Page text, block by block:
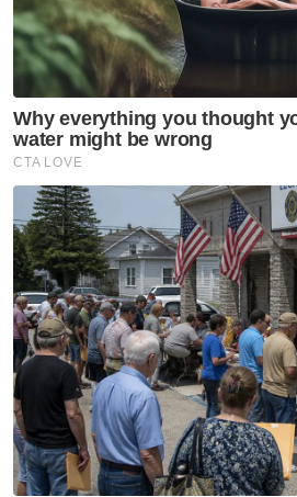
Perlis
Sabah
Selangor
Masuk | Daftar VPoints:0
Kemalangan Maut
PDRM
Langgar Lari
Langgar Lampu Isyarat Merah